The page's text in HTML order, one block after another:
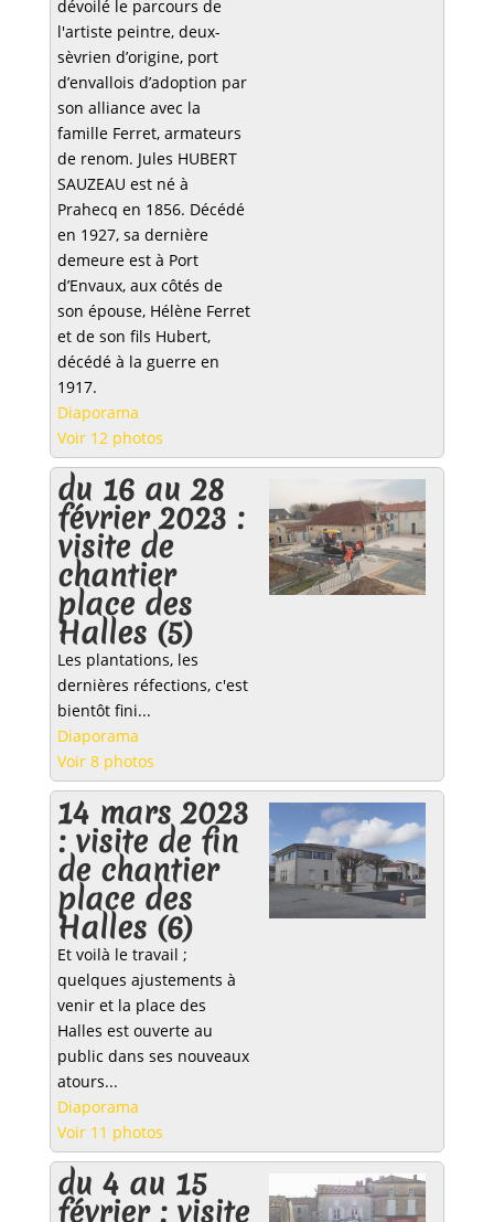
dévoilé le parcours de
l'artiste peintre, deux-
sèvrien d’origine, port
d’envallois d’adoption par
son alliance avec la
famille Ferret, armateurs
de renom. Jules HUBERT
SAUZEAU est né à
Prahecq en 1856. Décédé
en 1927, sa dernière
demeure est à Port
d’Envaux, aux côtés de
son épouse, Hélène Ferret
et de son fils Hubert,
décédé à la guerre en
1917.
Diaporama
Voir 12 photos
du 16 au 28
février 2023 :
visite de
chantier
place des
Halles (5)
Les plantations, les
dernières réfections, c'est
bientôt fini...
Diaporama
Voir 8 photos
14 mars 2023
: visite de fin
de chantier
place des
Halles (6)
Et voilà le travail ;
quelques ajustements à
venir et la place des
Halles est ouverte au
public dans ses nouveaux
atours...
Diaporama
Voir 11 photos
du 4 au 15
février : visite